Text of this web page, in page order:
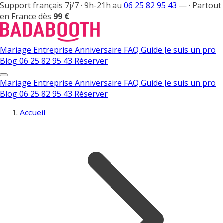
Support français 7j/7 · 9h-21h au 06 25 82 95 43 —· Partout
en France dès 99 €
Mariage Entreprise Anniversaire FAQ Guide Je suis un pro
Blog06 25 82 95 43 Réserver
Mariage Entreprise Anniversaire FAQ Guide Je suis un pro
Blog06 25 82 95 43 Réserver
Accueil